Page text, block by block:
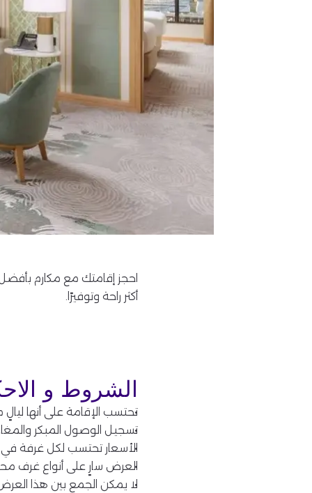
أكثر راحة وتوفيرًا.
الشروط و
تحتسب الإقامة على أنها
تسجيل الوصول المبكر
الأسعار تحتسب لكل غرفة في
العرض سارٍ على أنواع غرف
لا يمكن الجمع بين هذا